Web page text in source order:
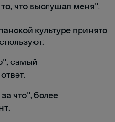
что выслушал меня".
культуре принято
самый
что", более